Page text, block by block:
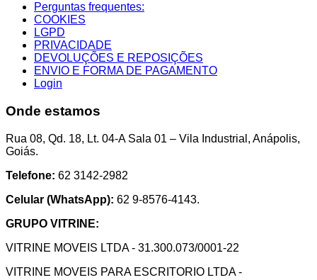
Perguntas frequentes:
COOKIES
LGPD
PRIVACIDADE
DEVOLUÇÕES E REPOSIÇÕES
ENVIO E FORMA DE PAGAMENTO
Login
Onde estamos
Rua 08, Qd. 18, Lt. 04-A Sala 01 – Vila Industrial, Anápolis,
Goiás.
Telefone: 62 3142-2982
Celular (WhatsApp): 62 9-8576-4143.
GRUPO VITRINE:
VITRINE MOVEIS LTDA - 31.300.073/0001-22
VITRINE MOVEIS PARA ESCRITORIO LTDA -